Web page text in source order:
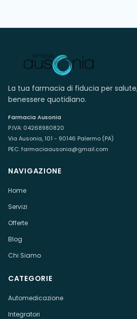
La tua farmacia di fiducia per
benessere quotidiano.
Farmacia Ausonia
P.IVA: 04268980820
Via Ausonia, 101 - 90146 Palermo (PA)
PEC:farmaciaausonia@gmail.com
NAVIGAZIONE
Home
Servizi
Offerte
Blog
Chi Siamo
CATEGORIE
Automedicazione
Integratori